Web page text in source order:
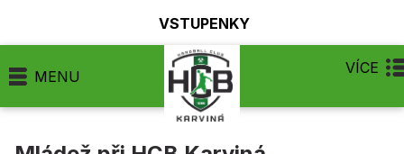
VSTUPENKY
MENU VÍCE